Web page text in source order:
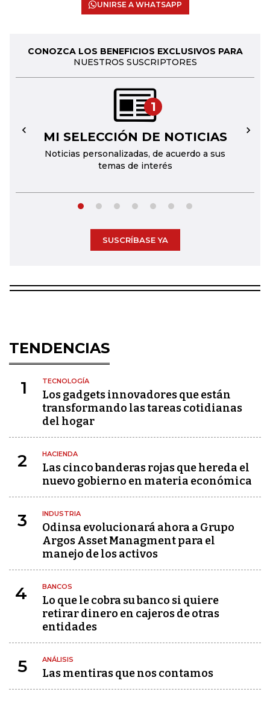
UNIRSE A WHATSAPP
CONOZCA LOS BENEFICIOS EXCLUSIVOS PARA
NUESTROS SUSCRIPTORES
1
MI SELECCIÓN DE NOTICIAS
Noticias personalizadas, de acuerdo a sus
temas de interés
← →
SUSCRÍBASE YA
TENDENCIAS
1 TECNOLOGÍA
Los gadgets innovadores que están
transformando las tareas cotidianas
del hogar
2 HACIENDA
Las cinco banderas rojas que hereda el
nuevo gobierno en materia económica
3 INDUSTRIA
Odinsa evolucionará ahora a Grupo
Argos Asset Managment para el
manejo de los activos
4 BANCOS
Lo que le cobra su banco si quiere
retirar dinero en cajeros de otras
entidades
5 ANÁLISIS
Las mentiras que nos contamos